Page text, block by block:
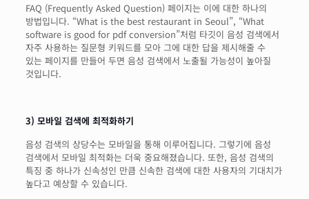
FAQ (Frequently Asked Question) 페이지는 이에 대한 하나의
방법입니다. “What is the best restaurant in Seoul”, “What
software is good for pdf conversion”처럼 타깃이 음성 검색에서
자주 사용하는 질문형 키워드를 모아 그에 대한 답을 제시해줄 수
있는 페이지를 만들어 두면 음성 검색에서 노출될 가능성이 높아질
것입니다.
3) 모바일 검색에 최적화하기
음성 검색의 상당수는 모바일을 통해 이루어집니다. 그렇기에 음성
검색에서 모바일 최적화는 더욱 중요해졌습니다. 또한, 음성 검색의
특징 중 하나가 신속성인 만큼 신속한 검색에 대한 사용자의 기대치가
높다고 예상할 수 있습니다.